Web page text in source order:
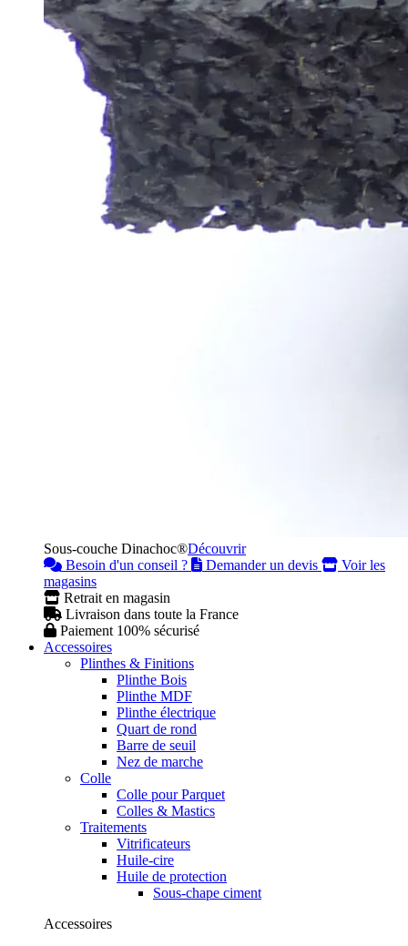
Sous-couche Dinachoc®Découvrir
Besoin d'un conseil ?
Demander un devis
Voir les
magasins
Retrait en magasin
Livraison dans toute la France
Paiement 100% sécurisé
Accessoires
Plinthes & Finitions
Plinthe Bois
Plinthe MDF
Plinthe électrique
Quart de rond
Barre de seuil
Nez de marche
Colle
Colle pour Parquet
Colles & Mastics
Traitements
Vitrificateurs
Huile-cire
Huile de protection
Sous-chape ciment
Accessoires